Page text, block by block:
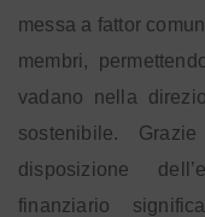
messa a fattor
membri,
vadano nella
sostenibile.
disposizione
finanziario